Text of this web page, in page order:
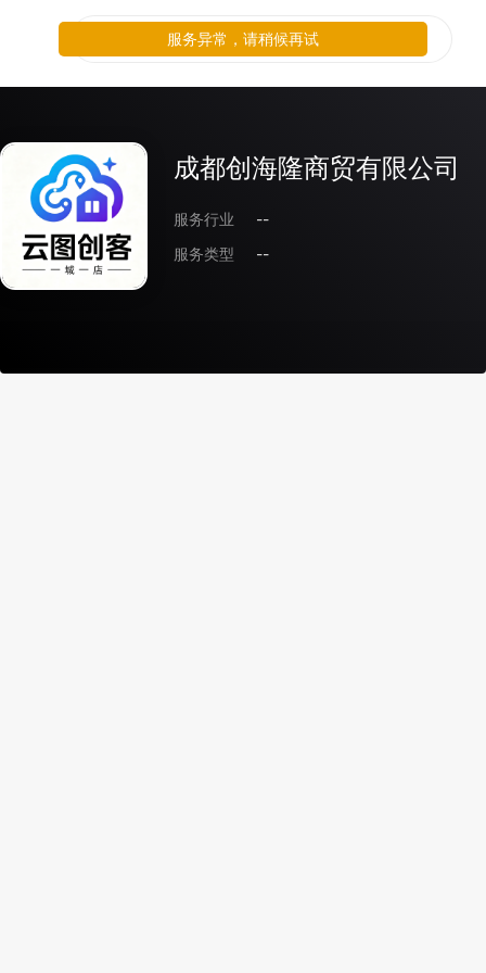
成都创海隆商贸有限公司
服务行业
--
服务类型
--
服务异常，请稍候再试